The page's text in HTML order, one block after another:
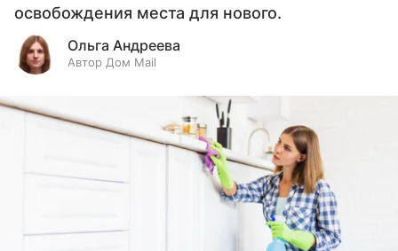
освобождения места для нового.
Ольга Андреева
Автор Дом Mail